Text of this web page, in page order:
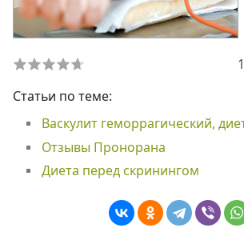
Статьи по теме:
Васкулит геморрагический,
Отзывы Пронорана
Диета перед скринингом